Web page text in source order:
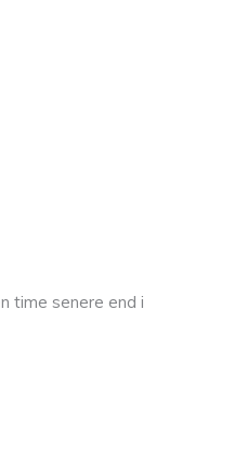
time senere end i